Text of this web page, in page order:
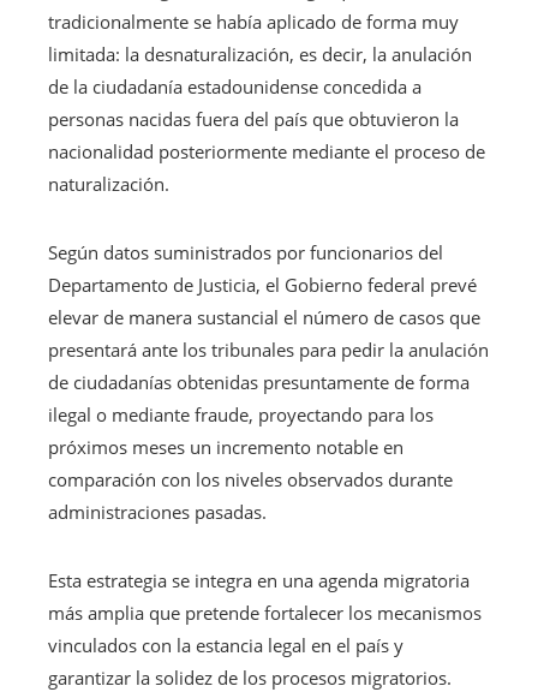
tradicionalmente se había aplicado de forma muy
limitada: la desnaturalización, es decir, la anulación
de la ciudadanía estadounidense concedida a
personas nacidas fuera del país que obtuvieron la
nacionalidad posteriormente mediante el proceso de
naturalización.
Según datos suministrados por funcionarios del
Departamento de Justicia, el Gobierno federal prevé
elevar de manera sustancial el número de casos que
presentará ante los tribunales para pedir la anulación
de ciudadanías obtenidas presuntamente de forma
ilegal o mediante fraude, proyectando para los
próximos meses un incremento notable en
comparación con los niveles observados durante
administraciones pasadas.
Esta estrategia se integra en una agenda migratoria
más amplia que pretende fortalecer los mecanismos
vinculados con la estancia legal en el país y
garantizar la solidez de los procesos migratorios.